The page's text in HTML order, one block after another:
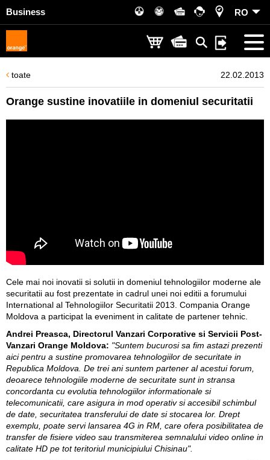
Business RO
toate 22.02.2013
Orange sustine inovatiile in domeniul securitatii
Cele mai noi inovatii si solutii in domeniul tehnologiilor moderne ale
securitatii au fost prezentate in cadrul unei noi editii a forumului
International al Tehnologiilor Securitatii 2013. Compania Orange
Moldova a participat la eveniment in calitate de partener tehnic.
Andrei Preasca, Directorul Vanzari Corporative si Servicii Post-
Vanzari Orange Moldova: "Suntem bucurosi sa fim astazi prezenti
aici pentru a sustine promovarea tehnologiilor de securitate in
Republica Moldova. De trei ani suntem partener al acestui forum,
deoarece tehnologiile moderne de securitate sunt in stransa
concordanta cu evolutia tehnologiilor informationale si
telecomunicatii, care asigura in mod operativ si accesibil schimbul
de date, securitatea transferului de date si stocarea lor. Drept
exemplu, poate servi lansarea 4G in RM, care ofera posibilitatea de
transfer de fisiere video sau transmiterea semnalului video online in
calitate HD pe tot teritoriul municipiului Chisinau".